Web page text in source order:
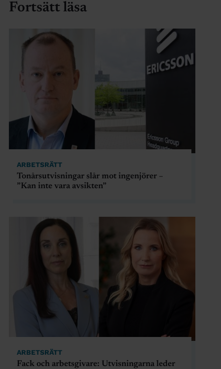
Fortsätt läsa
ARBETSRÄTT
Tonårsutvisningar slår mot ingenjörer –
”Kan inte vara avsikten”
ARBETSRÄTT
Fack och arbetsgivare: Utvisningarna leder